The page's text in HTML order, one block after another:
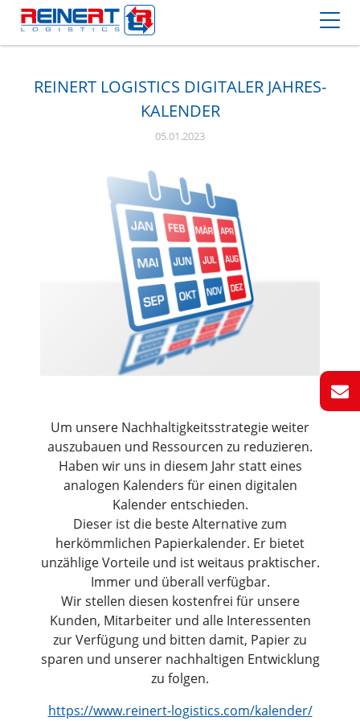
REINERT LOGISTICS DIGITALER JAHRES-
KALENDER
05.01.2023
Um unsere Nachhaltigkeitsstrategie weiter
auszubauen und Ressourcen zu reduzieren.
Haben wir uns in diesem Jahr statt eines
analogen Kalenders für einen digitalen
Kalender entschieden.
Dieser ist die beste Alternative zum
herkömmlichen Papierkalender. Er bietet
unzählige Vorteile und ist weitaus praktischer.
Immer und überall verfügbar.
Wir stellen diesen kostenfrei für unsere
Kunden, Mitarbeiter und alle Interessenten
zur Verfügung und bitten damit, Papier zu
sparen und unserer nachhaltigen Entwicklung
zu folgen.
https://www.reinert-logistics.com/kalender/